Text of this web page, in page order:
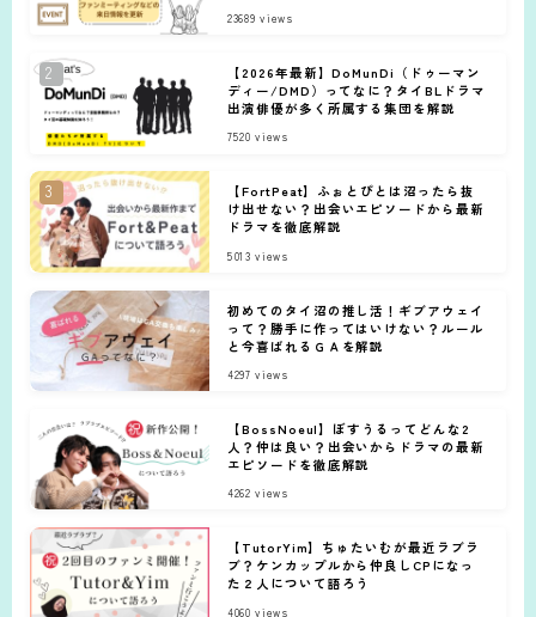
23689 views
【2026年最新】DoMunDi（ドゥーマン
ディー/DMD）ってなに？タイBLドラマ
出演俳優が多く所属する集団を解説
7520 views
【FortPeat】ふぉとぴとは沼ったら抜
け出せない？出会いエピソードから最新
ドラマを徹底解説
5013 views
初めてのタイ沼の推し活！ギブアウェイ
って？勝手に作ってはいけない？ルール
と今喜ばれるＧＡを解説
4297 views
【BossNoeul】ぼすうるってどんな2
人？仲は良い？出会いからドラマの最新
エピソードを徹底解説
4262 views
【TutorYim】ちゅたいむが最近ラブラ
ブ？ケンカップルから仲良しCPになっ
た２人について語ろう
4060 views